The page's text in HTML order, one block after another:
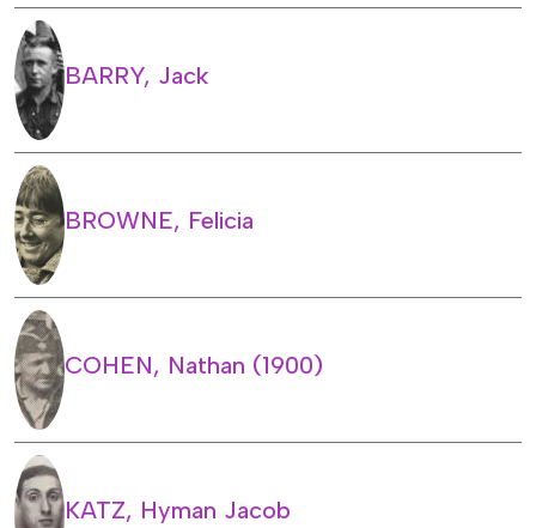
BARRY, Jack
BROWNE, Felicia
COHEN, Nathan (1900)
KATZ, Hyman Jacob